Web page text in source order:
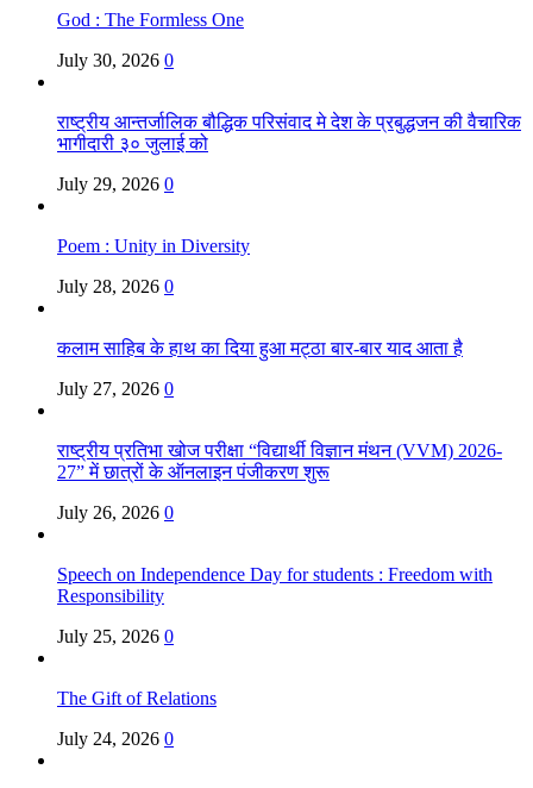
God : The Formless One
July 30, 2026 0
राष्ट्रीय आन्तर्जालिक बौद्धिक परिसंवाद मे देश के प्रबुद्धजन की वैचारिक
भागीदारी ३० जुलाई को
July 29, 2026 0
Poem : Unity in Diversity
July 28, 2026 0
कलाम साहिब के हाथ का दिया हुआ मट्ठा बार-बार याद आता है
July 27, 2026 0
राष्ट्रीय प्रतिभा खोज परीक्षा “विद्यार्थी विज्ञान मंथन (VVM) 2026-
27” में छात्रों के ऑनलाइन पंजीकरण शुरू
July 26, 2026 0
Speech on Independence Day for students : Freedom with
Responsibility
July 25, 2026 0
The Gift of Relations
July 24, 2026 0